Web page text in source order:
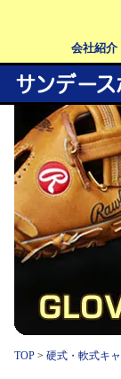
会社紹介
TOP > 硬式・軟式キ